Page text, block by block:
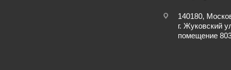
140180,
г. Жуковский
помещение